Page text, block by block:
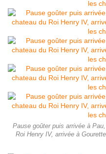
Pause goûter puis arrivée à
Roi Henry IV, arrivée à